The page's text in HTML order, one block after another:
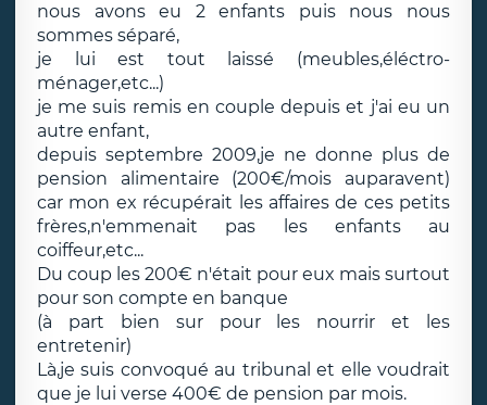
nous avons eu 2 enfants puis nous nous
sommes séparé,
je lui est tout laissé (meubles,éléctro-
ménager,etc...)
je me suis remis en couple depuis et j'ai eu un
autre enfant,
depuis septembre 2009,je ne donne plus de
pension alimentaire (200€/mois auparavent)
car mon ex récupérait les affaires de ces petits
frères,n'emmenait pas les enfants au
coiffeur,etc...
Du coup les 200€ n'était pour eux mais surtout
pour son compte en banque
(à part bien sur pour les nourrir et les
entretenir)
Là,je suis convoqué au tribunal et elle voudrait
que je lui verse 400€ de pension par mois.